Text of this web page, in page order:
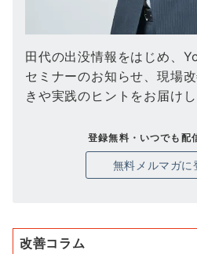
田代の出没情報をはじめ、
セミナーのお知らせ、現場
きや実践のヒントをお届けし
登録無料・いつでも配
無料メルマガに
改善コラム